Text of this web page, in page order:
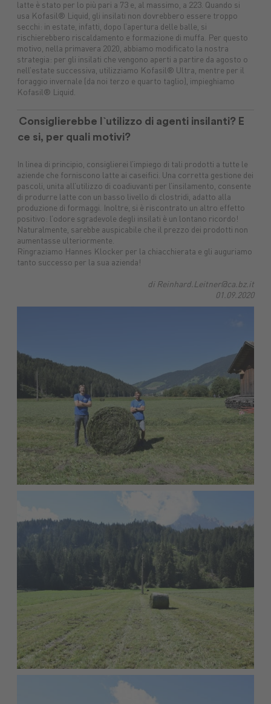
latte è stato per lo più pari a 73 e, al massimo, a 223. Quando si
usa Kofasil® Liquid, gli insilati non dovrebbero essere troppo
secchi: in estate, infatti, dopo l’apertura delle balle, si
rischierebbero riscaldamento e formazione di muffa. Per questo
motivo, nella primavera 2020, abbiamo modificato la nostra
strategia: per gli insilati che vengono aperti a partire da agosto o
nell’estate successiva, utilizziamo Kofasil® Ultra, mentre per il
foraggio invernale (da noi terzo e quarto taglio), impieghiamo
Kofasil® Liquid.
Consiglierebbe l`utilizzo di agenti insilanti? E
ce si, per quali motivi?
In linea di principio, consiglierei l’impiego di tali prodotti a tutte le
aziende che forniscono latte ai caseifici. Una corretta gestione dei
pascoli, unita all’utilizzo di coadiuvanti per l’insilamento, consente
di produrre latte con un basso livello di clostridi, adatto alla
produzione di formaggi. Inoltre, si è riscontrato un altro effetto
positivo: l’odore sgradevole degli insilati è un lontano ricordo!
Naturalmente, sarebbe auspicabile che il prezzo dei prodotti non
aumentasse ulteriormente.
Ringraziamo Hannes Klocker per la chiacchierata e gli auguriamo
tanto successo per la sua azienda!
di Reinhard.Leitner@ca.bz.it
01.09.2020